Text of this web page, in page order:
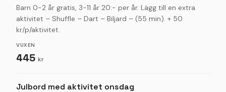
Barn 0-2 år gratis, 3-11 år 20:- per år. Lägg till en extra
aktivitet – Shuffle – Dart – Biljard – (55 min). + 50
kr/p/aktivitet.
VUXEN
445 kr
Julbord med aktivitet onsdag